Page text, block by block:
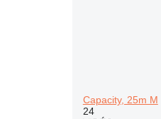
Capacity, 25m M
24